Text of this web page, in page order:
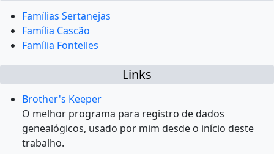
Famílias Sertanejas
Família Cascão
Família Fontelles
Links
Brother's Keeper
O melhor programa para registro de dados
genealógicos, usado por mim desde o início deste
trabalho.